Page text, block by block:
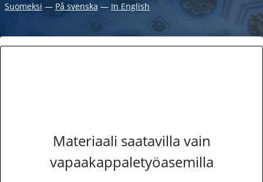
Suomeksi ― På svenska ― In English
Materiaali saatavilla vain
vapaakappaletyöasemilla